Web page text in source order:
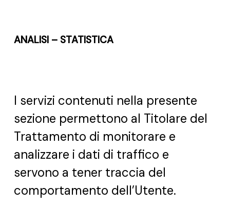
ANALISI – STATISTICA
I servizi contenuti nella presente
sezione permettono al Titolare del
Trattamento di monitorare e
analizzare i dati di traffico e
servono a tener traccia del
comportamento dell’Utente.